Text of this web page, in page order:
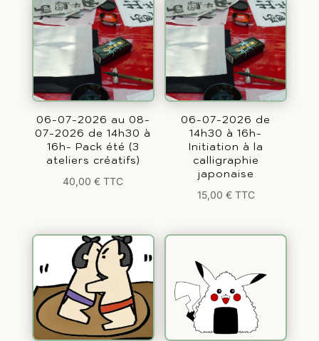
06-07-2026 au 08-
07-2026 de 14h30 à
16h- Pack été (3
ateliers créatifs)
40,00€ TTC
06-07-2026 de
14h30 à 16h-
Initiation à la
calligraphie
japonaise
15,00 € TTC